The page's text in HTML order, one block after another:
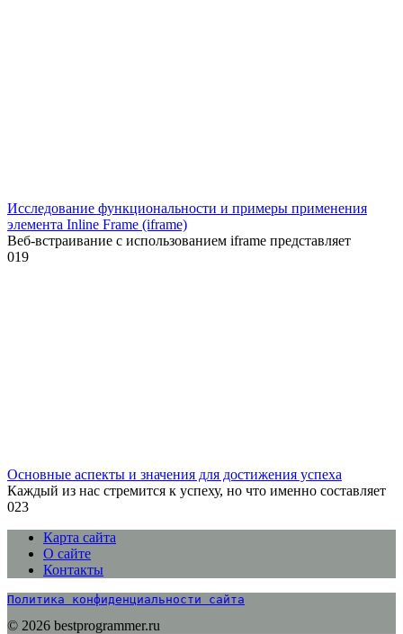
Исследование функциональности и примеры применения
элемента Inline Frame (iframe)
Веб-встраивание с использованием iframe представляет
019
Основные аспекты и значения для достижения успеха
Каждый из нас стремится к успеху, но что именно составляет
023
Карта сайта
О сайте
Контакты
Политика конфиденциальности сайта
© 2026 bestprogrammer.ru